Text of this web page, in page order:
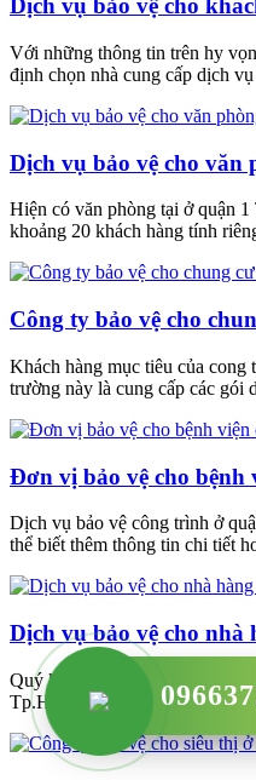
Dịch vụ bảo vệ cho
Với những thông tin trên hy
định chọn nhà cung cấp dịch
Dịch vụ bảo vệ cho văn
Hiện có văn phòng tại ở quận
khoảng 20 khách hàng tính
Công ty bảo vệ cho
Khách hàng mục tiêu của
trường này là cung cấp các gói
Đơn vị bảo vệ cho bệnh
Dịch vụ bảo vệ công trình ở
thể biết thêm thông tin chi tiết
Dịch vụ bảo vệ cho nhà
Quý khách có nhu cầu tìm
Tp.HCM của công ty chúng tôi